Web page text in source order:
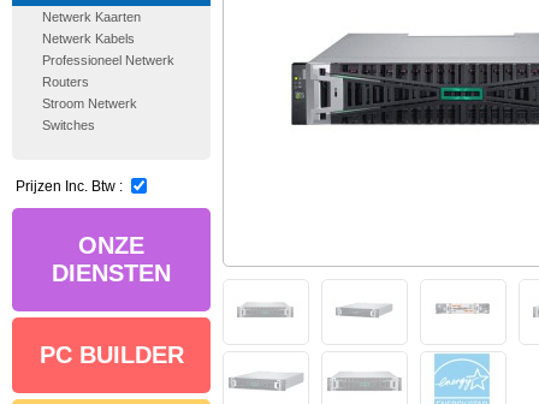
Netwerk Kaarten
Netwerk Kabels
Professioneel Netwerk
Routers
Stroom Netwerk
Switches
Prijzen Inc. Btw :
ONZE
DIENSTEN
PC BUILDER